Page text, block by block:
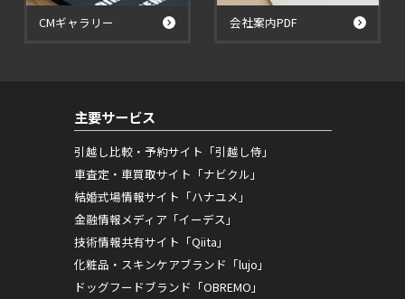
CMギャラリー 会社案内PDF
主要サービス
引越し比較・予約サイト「引越し侍」
車査定・車買取サイト「ナビクル」
結婚式場情報サイト「ハナユメ」
金融情報メディア「イーデス」
技術情報共有サイト「Qiita」
化粧品・スキンケアブランド「lujo」
ドッグフードブランド「OBREMO」